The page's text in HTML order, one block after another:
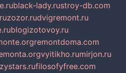
black-lady.rustroy-db.com
zozor.rudvigremont.ru
blogizotovoy.ru
remontdoma.com
vyitikho.rumirjon.ru
filosofyfree.com